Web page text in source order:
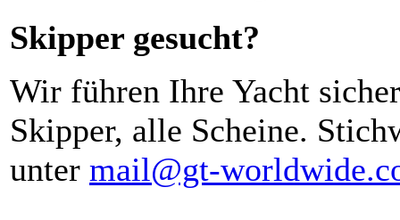
Skipper gesucht?
Wir führen Ihre Yacht
Skipper, alle Scheine.
unter mail@gt-